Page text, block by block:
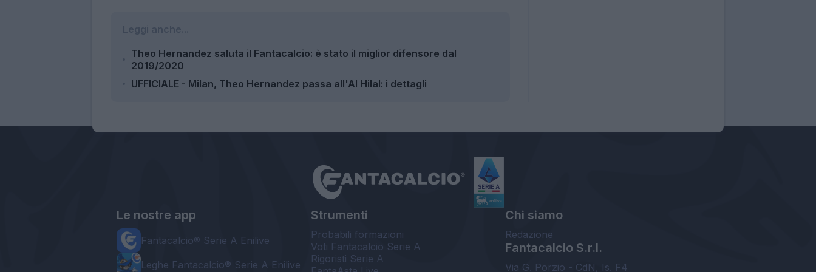
Theo Hernandez saluta il Fantacalcio: è stato il miglior difensore dal
2019/2020
UFFICIALE - Milan, Theo Hernandez passa all'Al Hilal: i dettagli
Le nostre app
Fantacalcio® Serie A Enilive
Leghe Fantacalcio® Serie A Enilive
Strumenti
Probabili formazioni
Voti Fantacalcio Serie A
Rigoristi Serie A
Chi siamo
Redazione
Fantacalcio S.r.l.
Via G. Porzio - CdN, Is. F4